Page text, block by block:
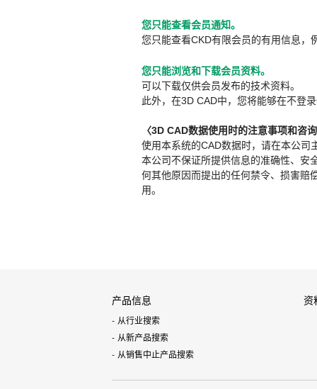
您只能查看会员通知。
您只能查看CKD有限会员的有用信息，
您只能浏览和下载会员资料。
可以下载仅供会员发布的技术资料。
此外，在3D CAD中，您将能够在不登
〈3D CAD数据使用时的注意事项和咨
使用本系统的CAD数据时，请在本公司
本公司不保证所提供信息的准确性、安
何其他原因而提出的任何禁令、损害赔
用。
产品信息
从行业搜索
从新产品搜索
从销售中止产品搜索
资